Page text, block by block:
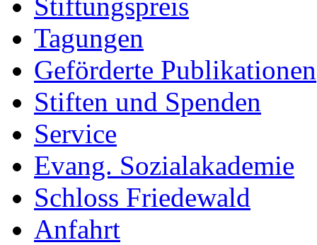
Tagungen
Geförderte Publikationen
Stiften und Spenden
Service
Evang. Sozialakademie
Schloss Friedewald
Anfahrt